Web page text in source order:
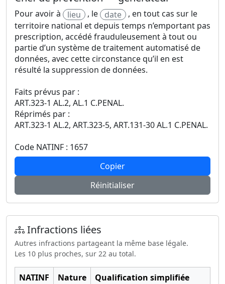
Pour avoir à lieu , le date
, en tout cas sur le
territoire national et depuis temps n’emportant pas
prescription, accédé frauduleusement à tout ou
partie d’un système de traitement automatisé de
données, avec cette circonstance qu’il en est
résulté la suppression de données.
Faits prévus par :
ART.323-1 AL.2, AL.1 C.PENAL.
Réprimés par :
ART.323-1 AL.2, ART.323-5, ART.131-30 AL.1 C.PENAL.
Code NATINF : 1657
Copier
Réinitialiser
Infractions liées
Autres infractions partageant la même base légale.
Les 10 plus proches, sur 22 au total.
NATINF Nature
Qualification simplifiée